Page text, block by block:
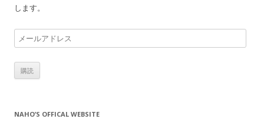
します。
メ
ー
ル
ア
NAHO’S OFFICAL WEBSITE